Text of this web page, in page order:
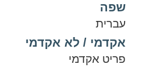
שפה
עברית
אקדמי / לא אקדמי
פריט אקדמי